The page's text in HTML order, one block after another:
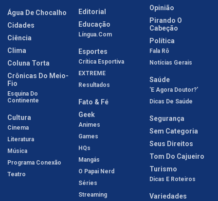
Água De Chocalho
Cidades
Ciência
Clima
Coluna Torta
Crônicas Do Meio-
Fio
Esquina Do
Continente
Cultura
Cinema
Literatura
Música
Programa Conexão
Teatro
Editorial
Educação
Língua.com
Esportes
Crítica Esportiva
EXTREME
Resultados
Fato & Fé
Geek
Animes
Games
HQs
Mangás
O Papai Nerd
Séries
Streaming
Opinião
Pirando O
Cabeção
Política
Fala Rô
Notícias Gerais
Saúde
'E Agora Doutor?'
Dicas De Saúde
Segurança
Sem Categoria
Seus Direitos
Tom Do Cajueiro
Turismo
Dicas E Roteiros
Variedades